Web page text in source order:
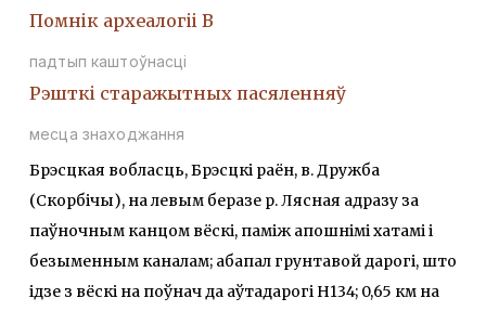
Помнiк археалогii В
падтып каштоўнасці
Рэшткi старажытных пасяленняў
месца знаходжання
Брэсцкая вобласць, Брэсцкі раён, в. Дружба
(Скорбічы), на левым беразе р. Лясная адразу за
паўночным канцом вёскі, паміж апошнімі хатамі і
безыменным каналам; абапал грунтавой дарогі, што
ідзе з вёскі на поўнач да аўтадарогі Н134; 0,65 км на